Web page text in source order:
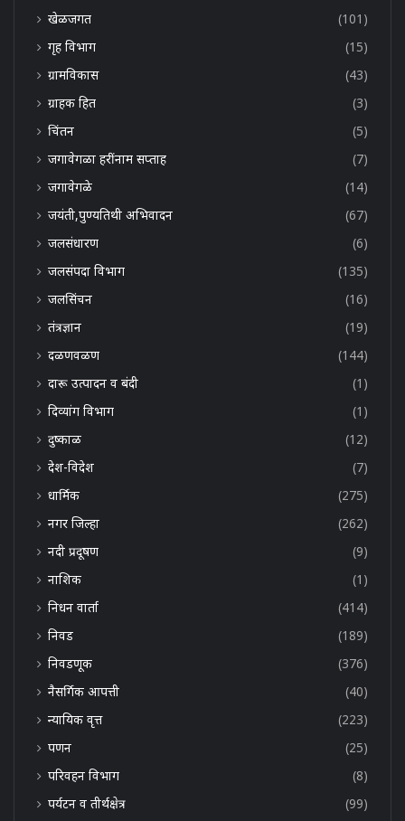
खेळजगत
(101)
गृह विभाग
(15)
ग्रामविकास
(43)
ग्राहक हित
(3)
चिंतन
(5)
जगावेगळा हरींनाम सप्ताह
(7)
जगावेगळे
(14)
जयंती,पुण्यतिथी अभिवादन
(67)
जलसंधारण
(6)
जलसंपदा विभाग
(135)
जलसिंचन
(16)
तंत्रज्ञान
(19)
दळणवळण
(144)
दारू उत्पादन व बंदी
(1)
दिव्यांग विभाग
(1)
दुष्काळ
(12)
देश-विदेश
(7)
धार्मिक
(275)
नगर जिल्हा
(262)
नदी प्रदूषण
(9)
नाशिक
(1)
निधन वार्ता
(414)
निवड
(189)
निवडणूक
(376)
नैसर्गिक आपत्ती
(40)
न्यायिक वृत्त
(223)
पणन
(25)
परिवहन विभाग
(8)
पर्यटन व तीर्थक्षेत्र
(99)